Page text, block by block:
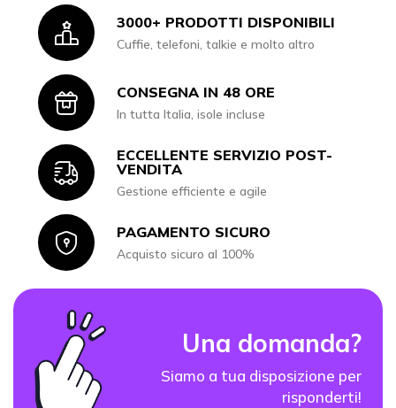
Icon3000+ PRODOTTI DISPONIBILI
Cuffie, telefoni, talkie e molto altro
IconCONSEGNA IN 48 ORE
In tutta Italia, isole incluse
Icon
ECCELLENTE SERVIZIO POST-
VENDITA
Gestione efficiente e agile
IconPAGAMENTO SICURO
Acquisto sicuro al 100%
Una domanda?
Siamo a tua disposizione per
risponderti!